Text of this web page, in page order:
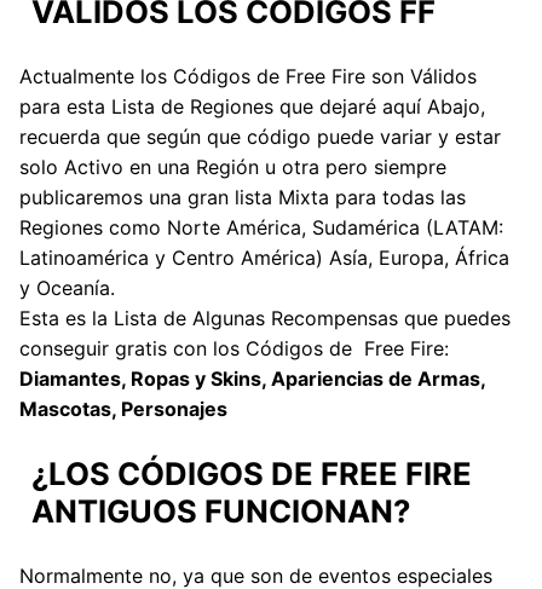
VÁLIDOS LOS CÓDIGOS FF
Actualmente los Códigos de Free Fire son Válidos
para esta Lista de Regiones que dejaré aquí Abajo,
recuerda que según que código puede variar y estar
solo Activo en una Región u otra pero siempre
publicaremos una gran lista Mixta para todas las
Regiones como Norte América, Sudamérica (LATAM:
Latinoamérica y Centro América) Asía, Europa, África
y Oceanía.
Esta es la Lista de Algunas Recompensas que puedes
conseguir gratis con los Códigos de Free Fire:
Diamantes, Ropas y Skins, Apariencias de Armas,
Mascotas, Personajes
¿LOS CÓDIGOS DE FREE FIRE
ANTIGUOS FUNCIONAN?
Normalmente no, ya que son de eventos especiales